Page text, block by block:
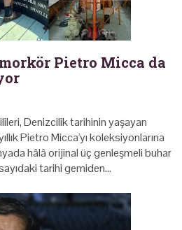
Pietro Micca da
Denizcilik tarihinin yaşayan
Pietro Micca'yı koleksiyonlarına
hâlâ orijinal üç genleşmeli buhar
tarihi gemiden…